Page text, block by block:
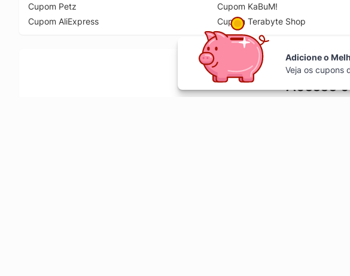
Cupom Petz
Cupom AliExpress
Cupom KaBuM!
Cupom Terabyte Shop
Acesse
Adicione o
Veja os cupons